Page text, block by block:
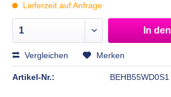
Lieferzeit auf Anfrage
In den
Vergleichen Merken
Artikel-Nr.: BEHB55WD0S1